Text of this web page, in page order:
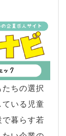
ちの選択
いる児童
暮らす若